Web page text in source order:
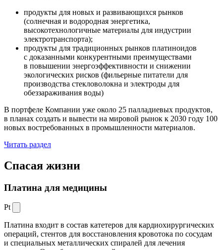
продукты для новых и развивающихся рынков
(солнечная и водородная энергетика,
высокотехнологичные материалы для индустрии
электротранспорта);
продукты для традиционных рынков платиноидов
с доказанными конкурентными преимуществами
в повышении энергоэффективности и снижении
экологических рисков (фильерные питатели для
производства стекловолокна и электроды для
обеззараживания воды)
В портфеле Компании уже около 25 палладиевых продуктов,
в планах создать и вывести на мировой рынок к 2030 году 100
новых востребованных в промышленности материалов.
Читать раздел
Спасая жизни
Платина для медицины
Pt
Платина входит в состав катетеров для кардиохирургических
операций, стентов для восстановления кровотока по сосудам
и специальных металлических спиралей для лечения